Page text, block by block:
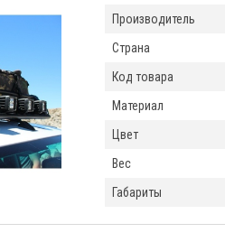
Производитель
Страна
Код товара
Материал
Цвет
Вес
Габариты